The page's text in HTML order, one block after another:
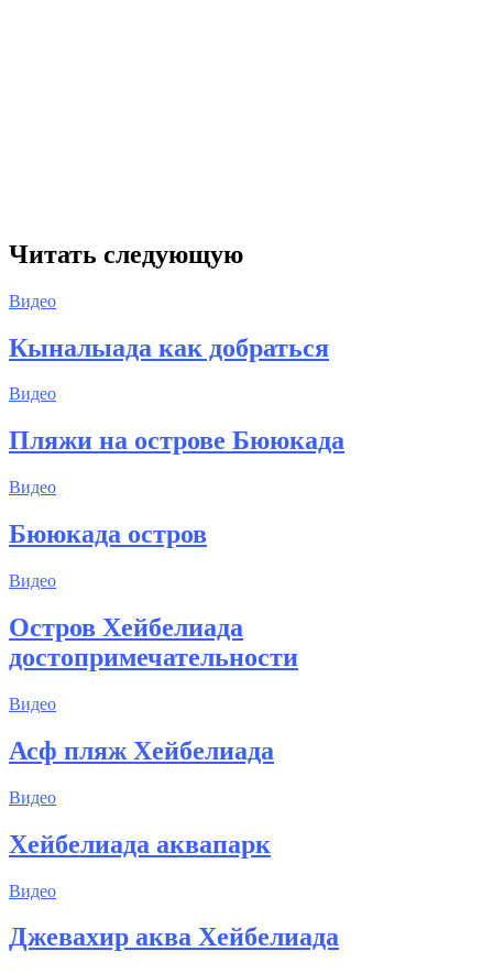
Читать следующую
Видео
Кыналыада как добраться
Видео
Пляжи на острове Бююкада
Видео
Бююкада остров
Видео
Остров Хейбелиада
достопримечательности
Видео
Асф пляж Хейбелиада
Видео
Хейбелиада аквапарк
Видео
Джевахир аква Хейбелиада